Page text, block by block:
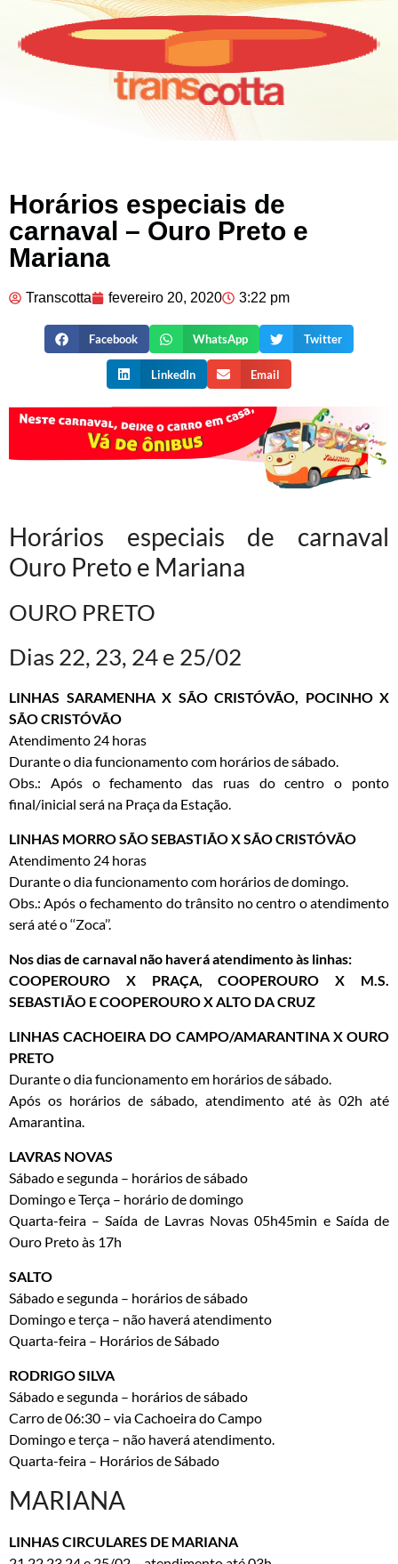
Horários especiais de
carnaval – Ouro Preto e
Mariana
Transcotta fevereiro 20, 2020 3:22 pm
Facebook WhatsApp Twitter
LinkedIn Email
Horários especiais de carnaval
Ouro Preto e Mariana
OURO PRETO
Dias 22, 23, 24 e 25/02
LINHAS SARAMENHA X SÃO CRISTÓVÃO, POCINHO X
SÃO CRISTÓVÃO
Atendimento 24 horas
Durante o dia funcionamento com horários de sábado.
Obs.: Após o fechamento das ruas do centro o ponto
final/inicial será na Praça da Estação.
LINHAS MORRO SÃO SEBASTIÃO X SÃO CRISTÓVÃO
Atendimento 24 horas
Durante o dia funcionamento com horários de domingo.
Obs.: Após o fechamento do trânsito no centro o atendimento
será até o ‘‘Zoca’’.
Nos dias de carnaval não haverá atendimento às linhas:
COOPEROURO X PRAÇA, COOPEROURO X M.S.
SEBASTIÃO E COOPEROURO X ALTO DA CRUZ
LINHAS CACHOEIRA DO CAMPO/AMARANTINA X OURO
PRETO
Durante o dia funcionamento em horários de sábado.
Após os horários de sábado, atendimento até às 02h até
Amarantina.
LAVRAS NOVAS
Sábado e segunda – horários de sábado
Domingo e Terça – horário de domingo
Quarta-feira – Saída de Lavras Novas 05h45min e Saída de
Ouro Preto às 17h
SALTO
Sábado e segunda – horários de sábado
Domingo e terça – não haverá atendimento
Quarta-feira – Horários de Sábado
RODRIGO SILVA
Sábado e segunda – horários de sábado
Carro de 06:30 – via Cachoeira do Campo
Domingo e terça – não haverá atendimento.
Quarta-feira – Horários de Sábado
MARIANA
LINHAS CIRCULARES DE MARIANA